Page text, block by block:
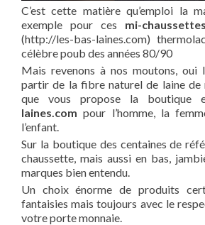
C’est cette matière qu’emploi la
exemple pour ces mi-chaussettes
(http://les-bas-laines.com)
célèbre poub des années 80/90
Mais revenons à nos moutons,
partir de la fibre naturel de laine de
que vous propose la boutique
laines.com pour l’homme, la
l’enfant.
Sur la boutique des centaines de
chaussette, mais aussi en bas,
marques bien entendu.
Un choix énorme de produits
fantaisies mais toujours avec le
votre porte monnaie.